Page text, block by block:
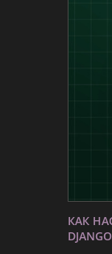
КАК
DJANGO